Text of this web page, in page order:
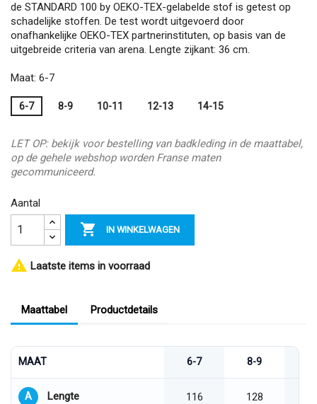
de STANDARD 100 by OEKO-TEX-gelabelde stof is getest op
schadelijke stoffen. De test wordt uitgevoerd door
onafhankelijke OEKO-TEX partnerinstituten, op basis van de
uitgebreide criteria van arena. Lengte zijkant: 36 cm.
Maat: 6-7
6-7 8-9 10-11 12-13 14-15
LET OP: bekijk voor bestelling van badkleding in de maattabel,
op de gehele webshop worden Franse maten
gecommuniceerd.
Aantal
 IN WINKELWAGEN
 Laatste items in voorraad
Maattabel Productdetails
MAAT 6-7 8-9
A Lengte 116 128